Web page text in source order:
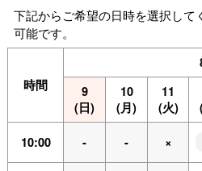
下記からご希望の日時を選択して
可能です。
時間
9
(日)
10
(月)
11
(火)
10:00 - - ×